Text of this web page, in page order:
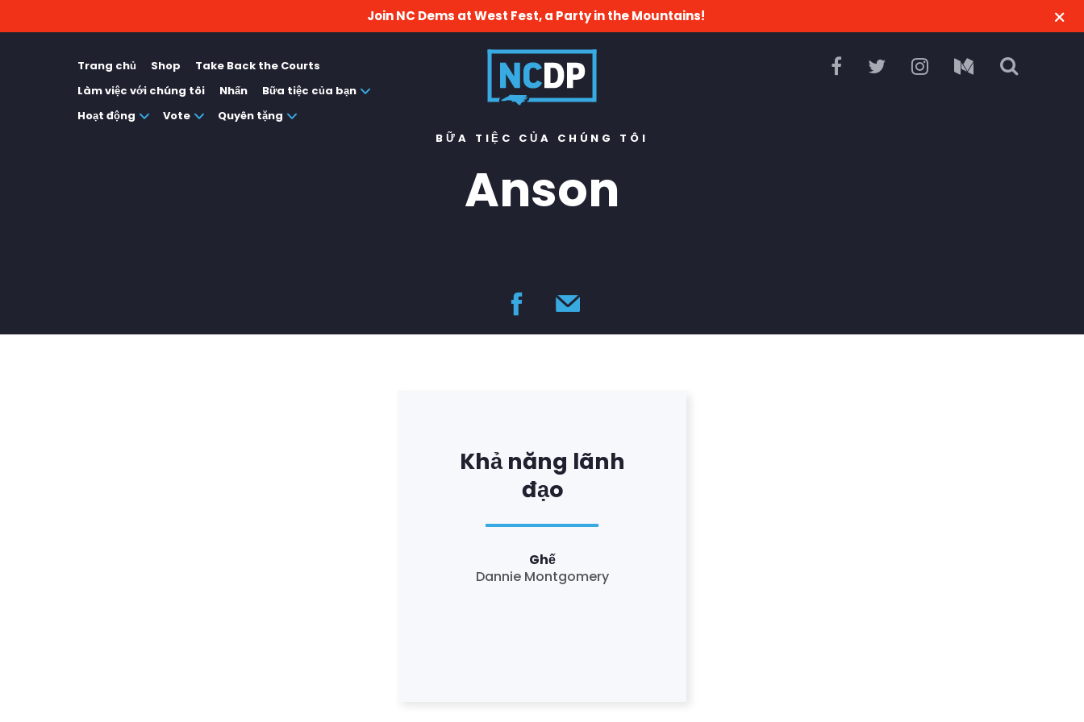
Join NC Dems at West Fest, a Party in the Mountains!
Trang chủ Shop
Take Back the Courts
Làm việc với chúng tôi
Nhấn
Bữa tiệc của bạn
Hoạt động
Vote
Quyên tặng
BỮA TIỆC CỦA CHÚNG TÔI
Anson
Khả năng lãnh
đạo
Ghế
Dannie Montgomery